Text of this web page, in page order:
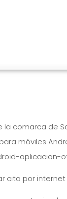
la comarca de
móviles
aplicacion-
cita por internet